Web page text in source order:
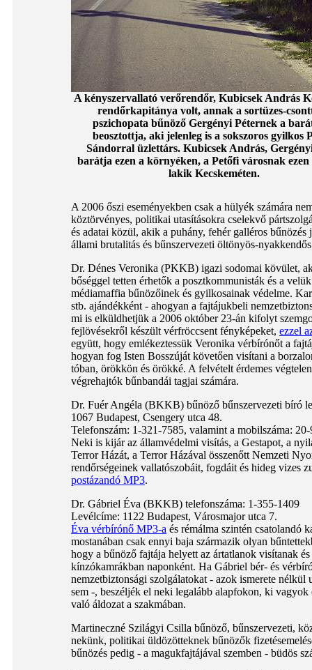
A kényszervallató verőrendőr, Kubicsek András
rendőrkapitánya volt, annak a sortüzes-
pszichopata bűnöző Gergényi Péternek a
beosztottja, aki jelenleg is a sokszoros gyilkos
Sándorral üzlettárs. Kubicsek András,
barátja ezen a környéken, a Petőfi városnak ezen
lakik Kecskeméten.
A 2006 őszi eseményekben csak a hülyék számára
köztörvényes, politikai utasításokra cselekvő
és adatai közül, akik a puhány, fehér galléros
állami brutalitás és bűnszervezeti öltönyös-
Dr. Dénes Veronika (PKKB) igazi sodomai kövület,
bőséggel tetten érhetők a posztkommunisták és a
médiamaffia bűnözőinek és gyilkosainak védelme.
stb. ajándékként - ahogyan a fajtájukbeli
mi is elküldhetjük a 2006 október 23-án kifolyt
fejlövésekről készült vérfröccsent fényképeket, ezzel
együtt, hogy emlékeztessük Veronika vérbírónőt a
hogyan fog Isten Bosszúját követően visítani a
tóban, örökkön és örökké. A felvételt érdemes
végrehajtók bűnbandái tagjai számára.
Dr. Fuér Angéla (BKKB) bűnöző bűnszervezeti bíró
1067 Budapest, Csengery utca 48.
Telefonszám: 1-321-7585, valamint a mobilszáma:
Neki is kijár az államvédelmi visítás, a Gestapot, a
Terror Házát, a Terror Házával összenőtt Nemzeti
rendőrségeinek vallatószobáit, fogdáit és hideg vizes
postázandó MP3.
Dr. Gábriel Éva (BKKB) telefonszáma: 1-355-1409
Levélcíme: 1122 Budapest, Városmajor utca 7.
Éva vérbírónő MP3-a és rémálma szintén csatolandó
mostanában csak ennyi baja származik olyan
hogy a bűnöző fajtája helyett az ártatlanok visítanak
kínzókamrákban naponként. Ha Gábriel bér- és
nemzetbiztonsági szolgálatokat - azok ismerete nélkül
sem -, beszéljék el neki legalább alapfokon, ki
való áldozat a szakmában.
Martineczné Szilágyi Csilla bűnöző, bűnszervezeti,
nekünk, politikai üldözötteknek bűnözők
bűnözés pedig - a magukfajtájával szemben - büdös